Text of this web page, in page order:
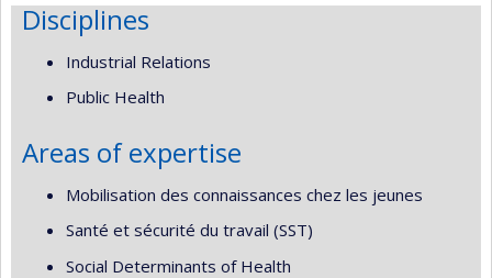
Disciplines
Industrial Relations
Public Health
Areas of expertise
Mobilisation des connaissances chez les jeunes
Santé et sécurité du travail (SST)
Social Determinants of Health